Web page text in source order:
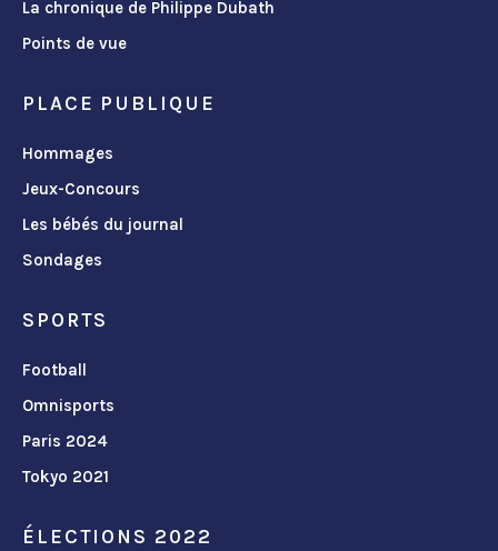
La chronique de Philippe Dubath
Points de vue
PLACE PUBLIQUE
Hommages
Jeux-Concours
Les bébés du journal
Sondages
SPORTS
Football
Omnisports
Paris 2024
Tokyo 2021
ÉLECTIONS 2022